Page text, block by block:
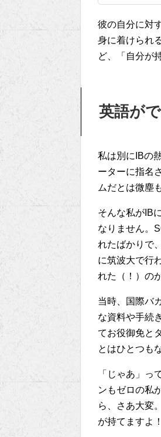
彼の自分に対
身に着けられ
ど、「自分が
英語が
私は別にIBの
ーターに指名
ムだとは微塵
そんな私がIB
なりません。
れたばかりで
に筑波大で行
れた（！）の
当時、国際バ
な資料や手続
てお役御免と
とはひとつも
「じゃあ」っ
ンもゼロの私
ら、さあ大変
が持てますよ！